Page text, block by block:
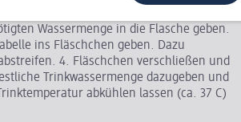
Wassermenge in die Flasche geben.
ins Fläschchen geben. Dazu
4. Fläschchen verschließen und
Trinkwassermenge dazugeben und
abkühlen lassen (ca. 37 C)